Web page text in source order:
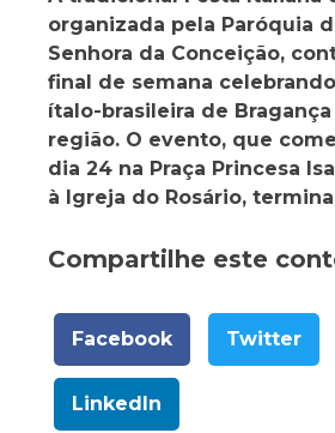
organizada pela Paróquia
Senhora da Conceição,
final de semana
ítalo-brasileira de
região. O evento, que
dia 24 na Praça Princesa
à Igreja do Rosário,
Compartilhe este
Facebook Twitter
LinkedIn